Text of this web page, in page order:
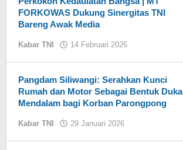
FORKOWAS Dukung Sinergitas TNI
Bareng Awak Media
Kabar TNI 14 Februari 2026
Pangdam Siliwangi: Serahkan Kunci
Rumah dan Motor Sebagai Bentuk Duka
Mendalam bagi Korban Parongpong
Kabar TNI 29 Januari 2026